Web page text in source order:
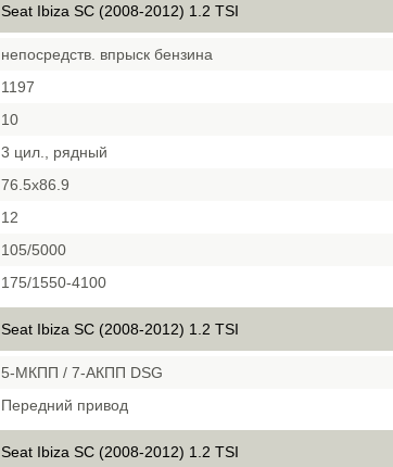
Seat Ibiza SC (2008-2012) 1.2 TSI
непосредств. впрыск бензина
1197
10
3 цил., рядный
76.5x86.9
12
105/5000
175/1550-4100
Seat Ibiza SC (2008-2012) 1.2 TSI
5-МКПП / 7-АКПП DSG
Передний привод
Seat Ibiza SC (2008-2012) 1.2 TSI